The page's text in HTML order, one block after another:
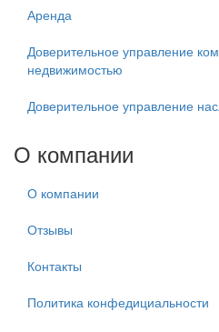
Аренда
Доверительное управление
недвижимостью
Доверительное управление
О компании
О компании
Отзывы
Контакты
Политика конфедициальности